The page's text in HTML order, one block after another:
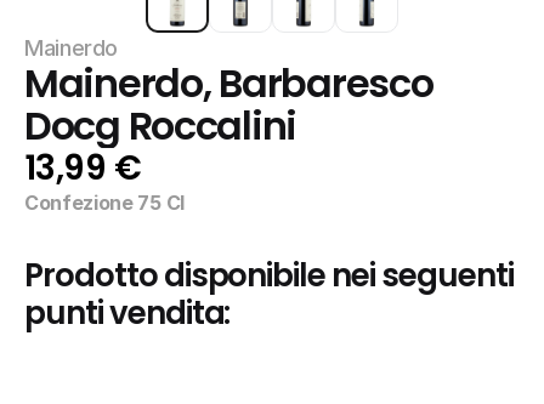
Mainerdo
Mainerdo, Barbaresco
Docg Roccalini
13,99 €
Confezione 75 Cl
Prodotto disponibile nei seguenti
punti vendita: